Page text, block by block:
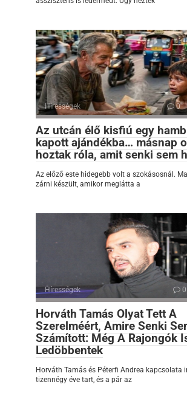
Hírességek 0
Az utcán élő kisfiú egy
kapott ajándékba… másnap
hoztak róla, amit senki sem
Az előző este hidegebb volt a szokásosnál.
zárni készült, amikor meglátta a
Hírességek 0
Horváth Tamás Olyat Tett A
Szerelméért, Amire Senki
Számított: Még A Rajongók
Ledöbbentek
Horváth Tamás és Péterfi Andrea kapcsolata
tizennégy éve tart, és a pár az